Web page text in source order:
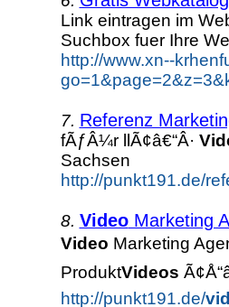
Link eintragen im
Suchbox fuer Ihre
http://www.xn--
7. Referenz
fÃƒÂ¼r llÃ¢â€“Â·
Sachsen
http://punkt191.de/
8. VideoMarketing
Video Marketing
ProduktVideos
http://punkt191.de/